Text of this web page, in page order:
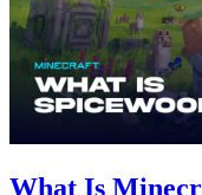
What Is